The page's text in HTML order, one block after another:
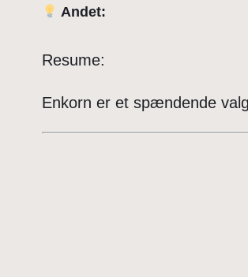
Andet:
Resume:
Enkorn er et spændende